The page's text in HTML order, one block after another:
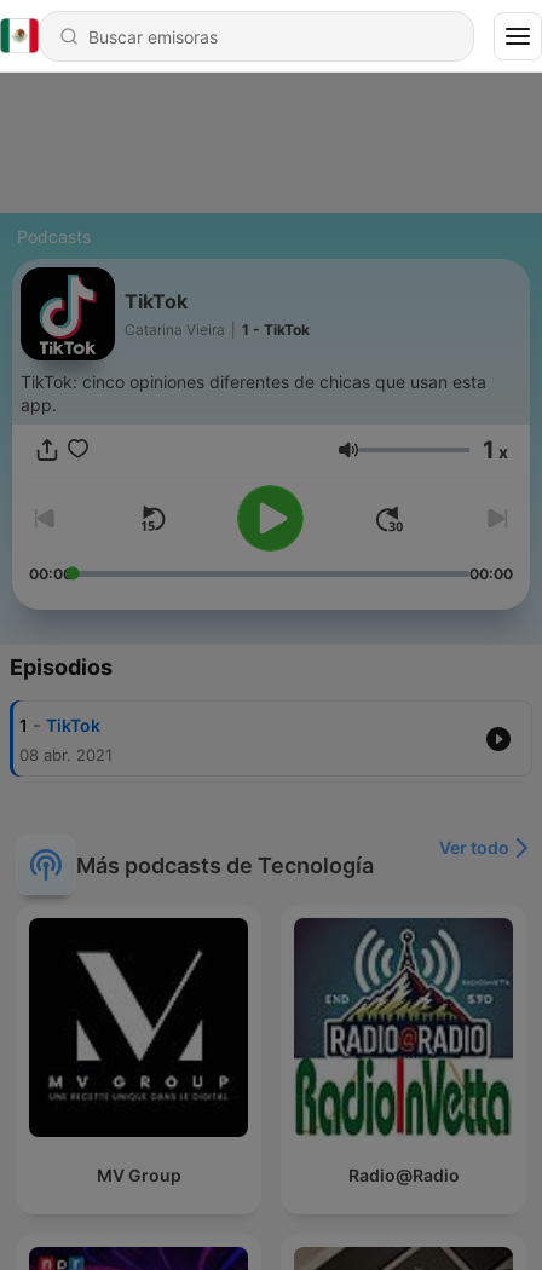
Podcasts
TikTok
Catarina Vieira 1 - TikTok
TikTok: cinco opiniones diferentes de chicas que usan esta
app.
Volumen 1 x
00:00 00:00
Episodios
1 - TikTok
08 abr. 2021
Más podcasts de Tecnología
Ver todo
MV Group Radio@Radio